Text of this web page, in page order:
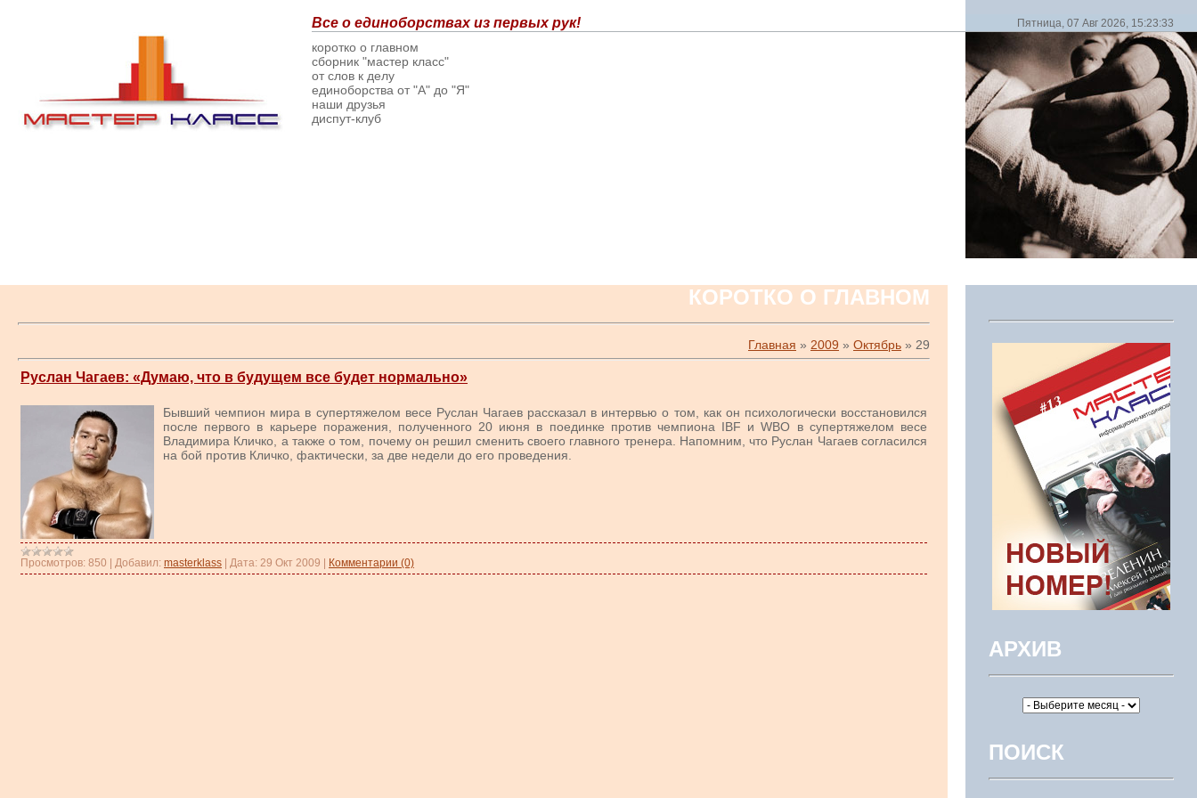
Все о единоборствах из первых рук! Пятница, 07 Авг 2026, 15:23:33
коротко о главном
сборник "мастер класс"
от слов к делу
единоборства от "А" до "Я"
наши друзья
диспут-клуб
КОРОТКО О ГЛАВНОМ
Главная » 2009 » Октябрь » 29
Руслан Чагаев: «Думаю, что в будущем все будет нормально»
Бывший чемпион мира в супертяжелом весе Руслан Чагаев рассказал в интервью о том, как он психологически восстановился
после первого в карьере поражения, полученного 20 июня в поединке против чемпиона IBF и WBO в супертяжелом весе
Владимира Кличко, а также о том, почему он решил сменить своего главного тренера. Напомним, что Руслан Чагаев согласился
на бой против Кличко, фактически, за две недели до его проведения.
Просмотров: 850 Добавил: masterklass Дата: 29 Окт 2009 Комментарии (0)
АРХИВ
ПОИСК